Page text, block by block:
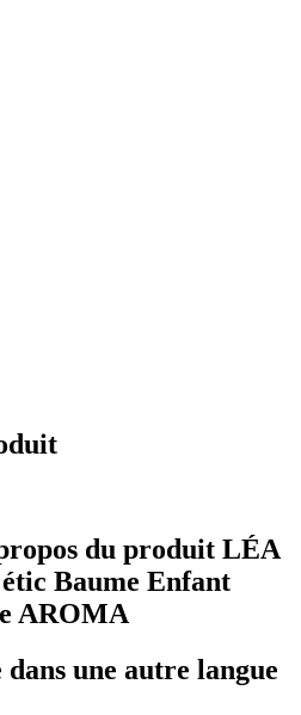
du produit LÉA
Baume Enfant
AROMA
une autre langue